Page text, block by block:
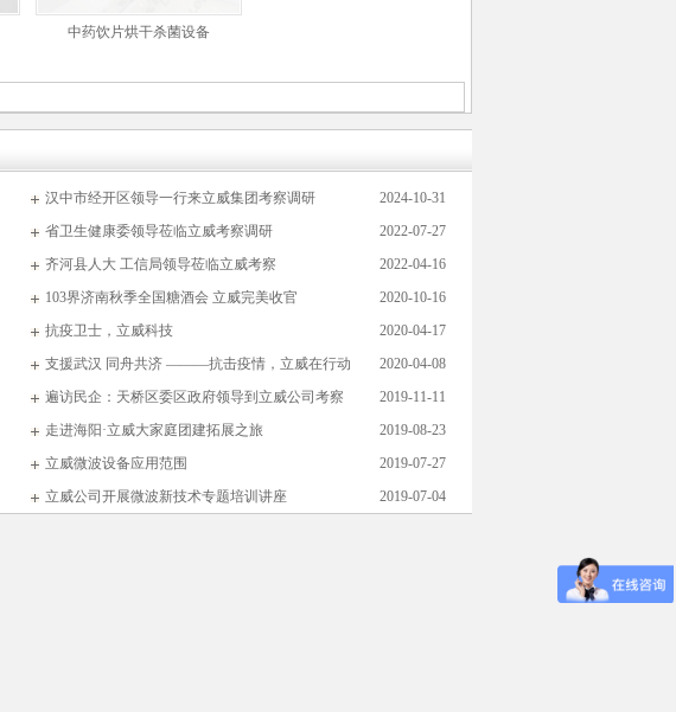
中药饮片烘干杀菌设备
2024-10-31
汉中市经开区领导一行来立威集团考察调研
2022-07-27
省卫生健康委领导莅临立威考察调研
2022-04-16
齐河县人大 工信局领导莅临立威考察
2020-10-16
103界济南秋季全国糖酒会 立威完美收官
2020-04-17
抗疫卫士，立威科技
2020-04-08
支援武汉 同舟共济 ———抗击疫情，立威在行动
2019-11-11
遍访民企：天桥区委区政府领导到立威公司考察
2019-08-23
走进海阳·立威大家庭团建拓展之旅
2019-07-27
立威微波设备应用范围
2019-07-04
立威公司开展微波新技术专题培训讲座